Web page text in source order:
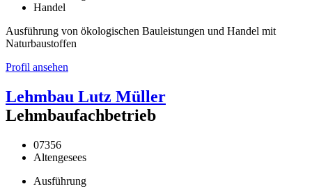
Handel
Ausführung von ökologischen Bauleistungen und Handel mit
Naturbaustoffen
Profil ansehen
Lehmbau Lutz Müller
Lehmbaufachbetrieb
07356
Altengesees
Ausführung